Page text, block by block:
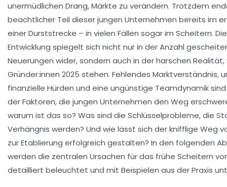
unermüdlichen Drang, Märkte zu verändern. Trotzdem
beachtlicher Teil dieser jungen Unternehmen bereits im
einer Durststrecke – in vielen Fällen sogar im Scheitern.
Entwicklung spiegelt sich nicht nur in der Anzahl
Neuerungen wider, sondern auch in der harschen Realität,
Gründer:innen 2025 stehen. Fehlendes Marktverständnis,
finanzielle Hürden und eine ungünstige Teamdynamik
der Faktoren, die jungen Unternehmen den Weg
warum ist das so? Was sind die Schlüsselprobleme, die
Verhängnis werden? Und wie lässt sich der knifflige Weg
zur Etablierung erfolgreich gestalten? In den folgenden
werden die zentralen Ursachen für das frühe Scheitern
detailliert beleuchtet und mit Beispielen aus der Praxis